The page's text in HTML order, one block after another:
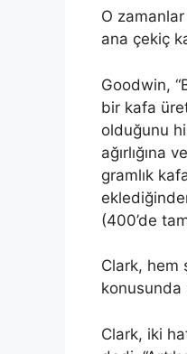
O
ana çekiç
Goodwin,
bir kafa
olduğunu
ağırlığına
gramlık
(400’de
Clark, hem
Clark, iki